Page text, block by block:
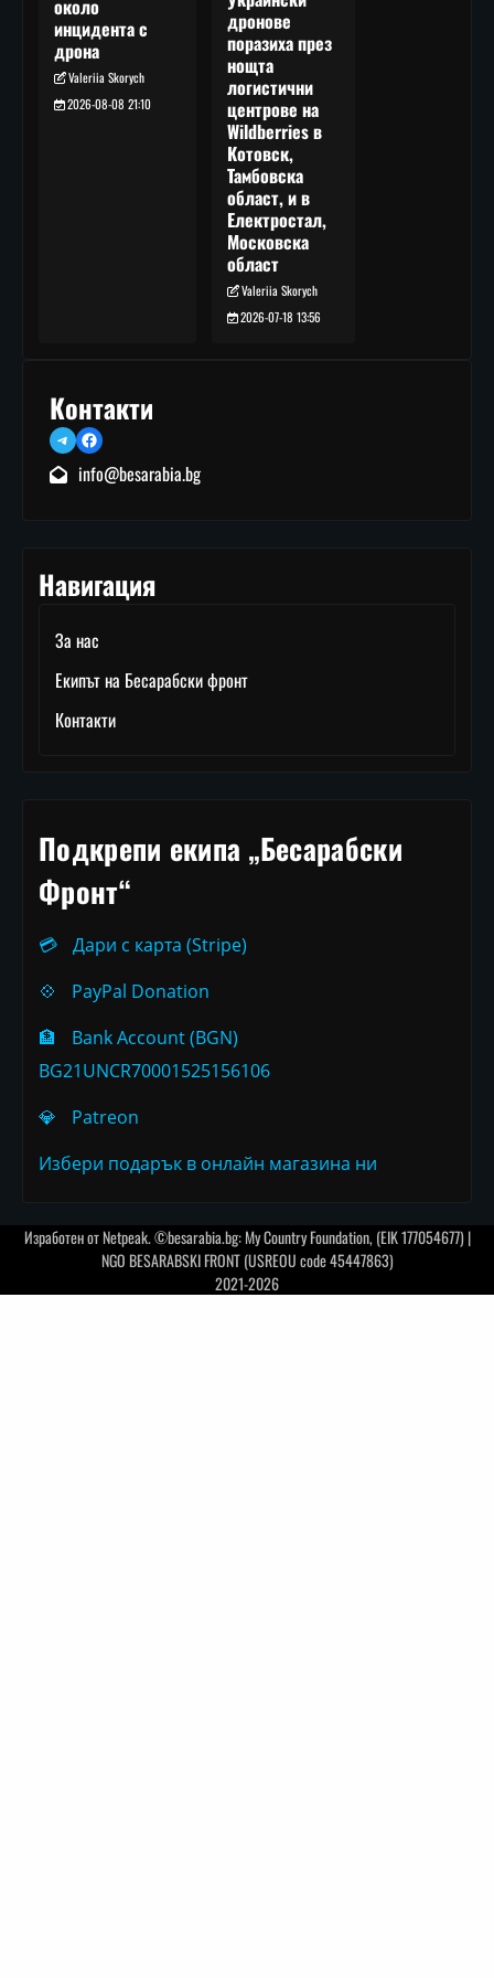
около
инцидента с
дрона
Valeriia Skorych
2026-08-08 21:10
дронове
поразиха през
нощта
логистични
центрове на
Wildberries в
Котовск,
Тамбовска
област, и в
Електростал,
Московска
област
Valeriia Skorych
2026-07-18 13:56
Контакти
TelegramFacebook
info@besarabia.bg
Навигация
За нас
Екипът на Бесарабски фронт
Контакти
Подкрепи екипа „Бесарабски
Фронт“
💳
Дари с карта (Stripe)
💠
PayPal Donation
🏦
Bank Account (BGN)
BG21UNCR70001525156106
💎
Patreon
Избери подарък в онлайн магазина ни
Изработен отNetpeak. ©besarabia.bg: My Country Foundation, (EIK 177054677) |
NGO BESARABSKI FRONT (USREOU code 45447863)
2021-2026